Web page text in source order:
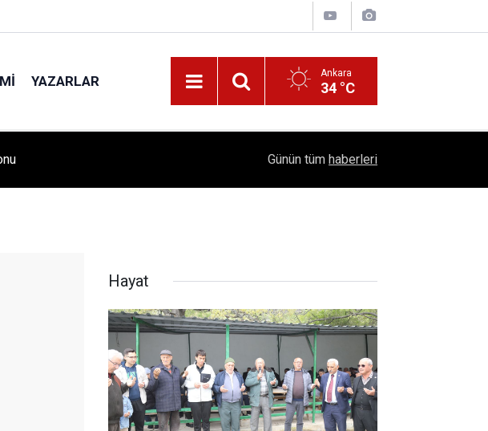
YAZARLAR Ankara
34 °C
Gönüllerince Eğlendi! 1504 Kep, Tek Bir Hedef: Bilim Kenti Çubuk
Günün tüm haberleri
Hayat